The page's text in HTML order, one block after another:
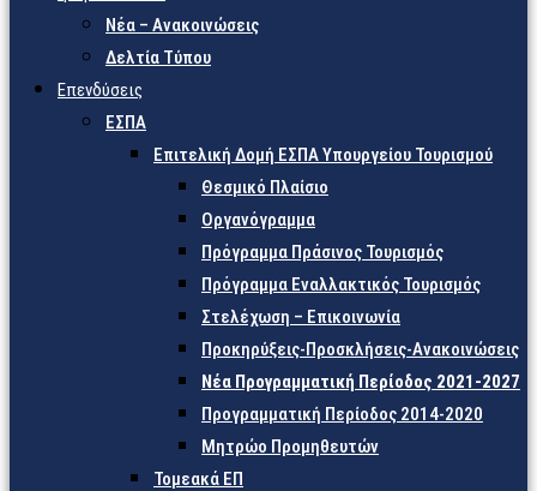
Νέα – Ανακοινώσεις
Δελτία Τύπου
Επενδύσεις
ΕΣΠΑ
Επιτελική Δομή ΕΣΠΑ Υπουργείου Τουρισμού
Θεσμικό Πλαίσιο
Οργανόγραμμα
Πρόγραμμα Πράσινος Τουρισμός
Πρόγραμμα Εναλλακτικός Τουρισμός
Στελέχωση – Επικοινωνία
Προκηρύξεις-Προσκλήσεις-Ανακοινώσεις
Νέα Προγραμματική Περίοδος 2021-2027
Προγραμματική Περίοδος 2014-2020
Μητρώο Προμηθευτών
Τομεακά ΕΠ